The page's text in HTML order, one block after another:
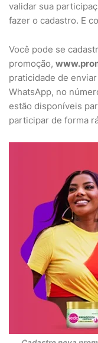
validar sua
fazer o cadastro. E
Você pode se
promoção,
praticidade de
WhatsApp, no
estão disponíveis
participar de forma